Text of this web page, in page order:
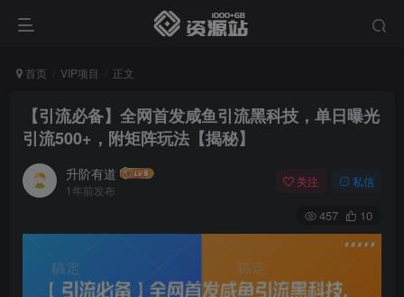
首页 VIP项目 正文
【引流必备】全网首发咸鱼引流黑科技，单日曝光
引流500+，附矩阵玩法【揭秘】
升阶有道
1年前发布
关注 私信
457 10